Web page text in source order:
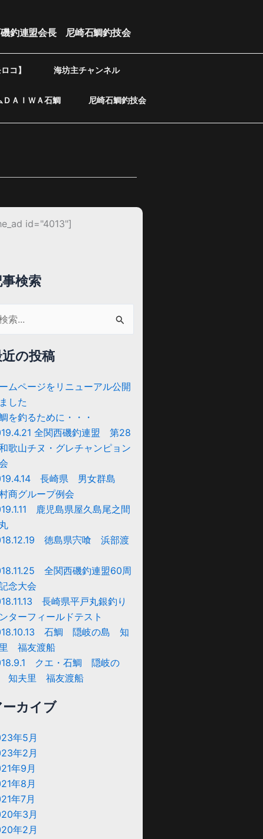
釣連盟会長 尼崎石鯛釣技会
コ】 海坊主チャンネル
ＤＡＩＷＡ石鯛 尼崎石鯛釣技会
id="4013"]
検索
の投稿
ムページをリニューアル公開
した
を釣るために・・・
全関西磯釣連盟 第28
歌山チヌ・グレチャンピョン
長崎県 男女群島
商グループ例会
鹿児島県屋久島尾之間
徳島県宍喰 浜部渡
全関西磯釣連盟60周
念大会
長崎県平戸丸銀釣り
ターフィールドテスト
石鯛 隠岐の島 知
福友渡船
クエ・石鯛 隠岐の
知夫里 福友渡船
ーカイブ
年5月
年2月
年9月
年8月
年7月
年3月
年2月